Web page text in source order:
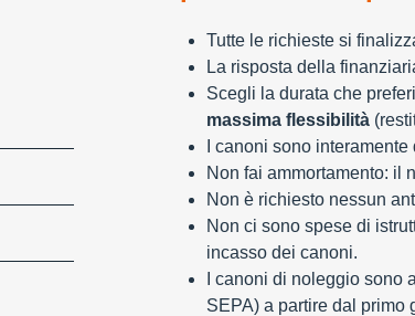
Tutte le richieste si
La risposta della
Scegli la durata che
massima flessibilità
I canoni sono
Non fai ammortamento: il
Non è richiesto nessun
Non ci sono spese di
incasso dei canoni.
I canoni di noleggio sono
SEPA) a partire dal primo